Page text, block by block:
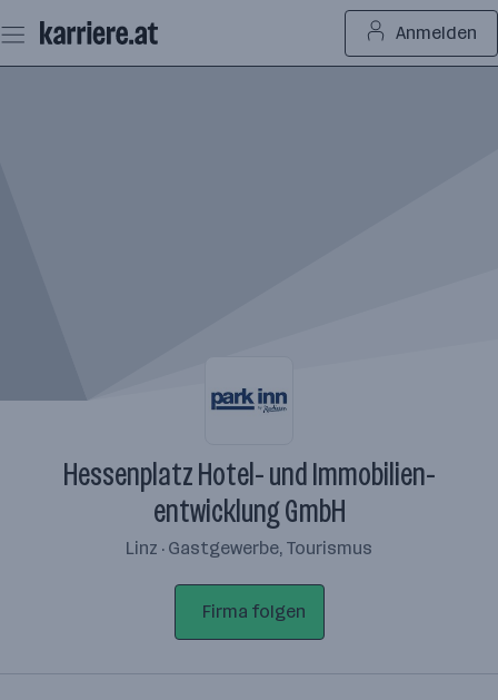
Seiteninhalt
springen
Anmelden
Hessenplatz Hotel- und Immobilien-
entwicklung GmbH
Linz · Gastgewerbe, Tourismus
Firma folgen